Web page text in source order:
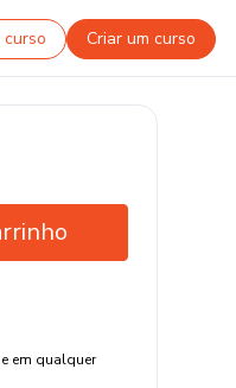
Criar um curso
em qualquer